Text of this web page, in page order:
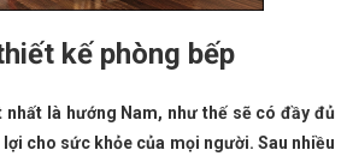
thiết kế phòng bếp
là hướng Nam, như thế sẽ có đầy đủ
cho sức khỏe của mọi người. Sau nhiều